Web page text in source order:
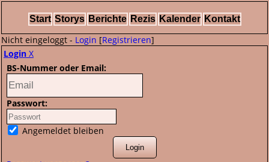
Start Storys Berichte Rezis Kalender Kontakt
Nicht eingeloggt - Login [Registrieren]
Login X
BS-Nummer oder Email:
Passwort:
Angemeldet bleiben